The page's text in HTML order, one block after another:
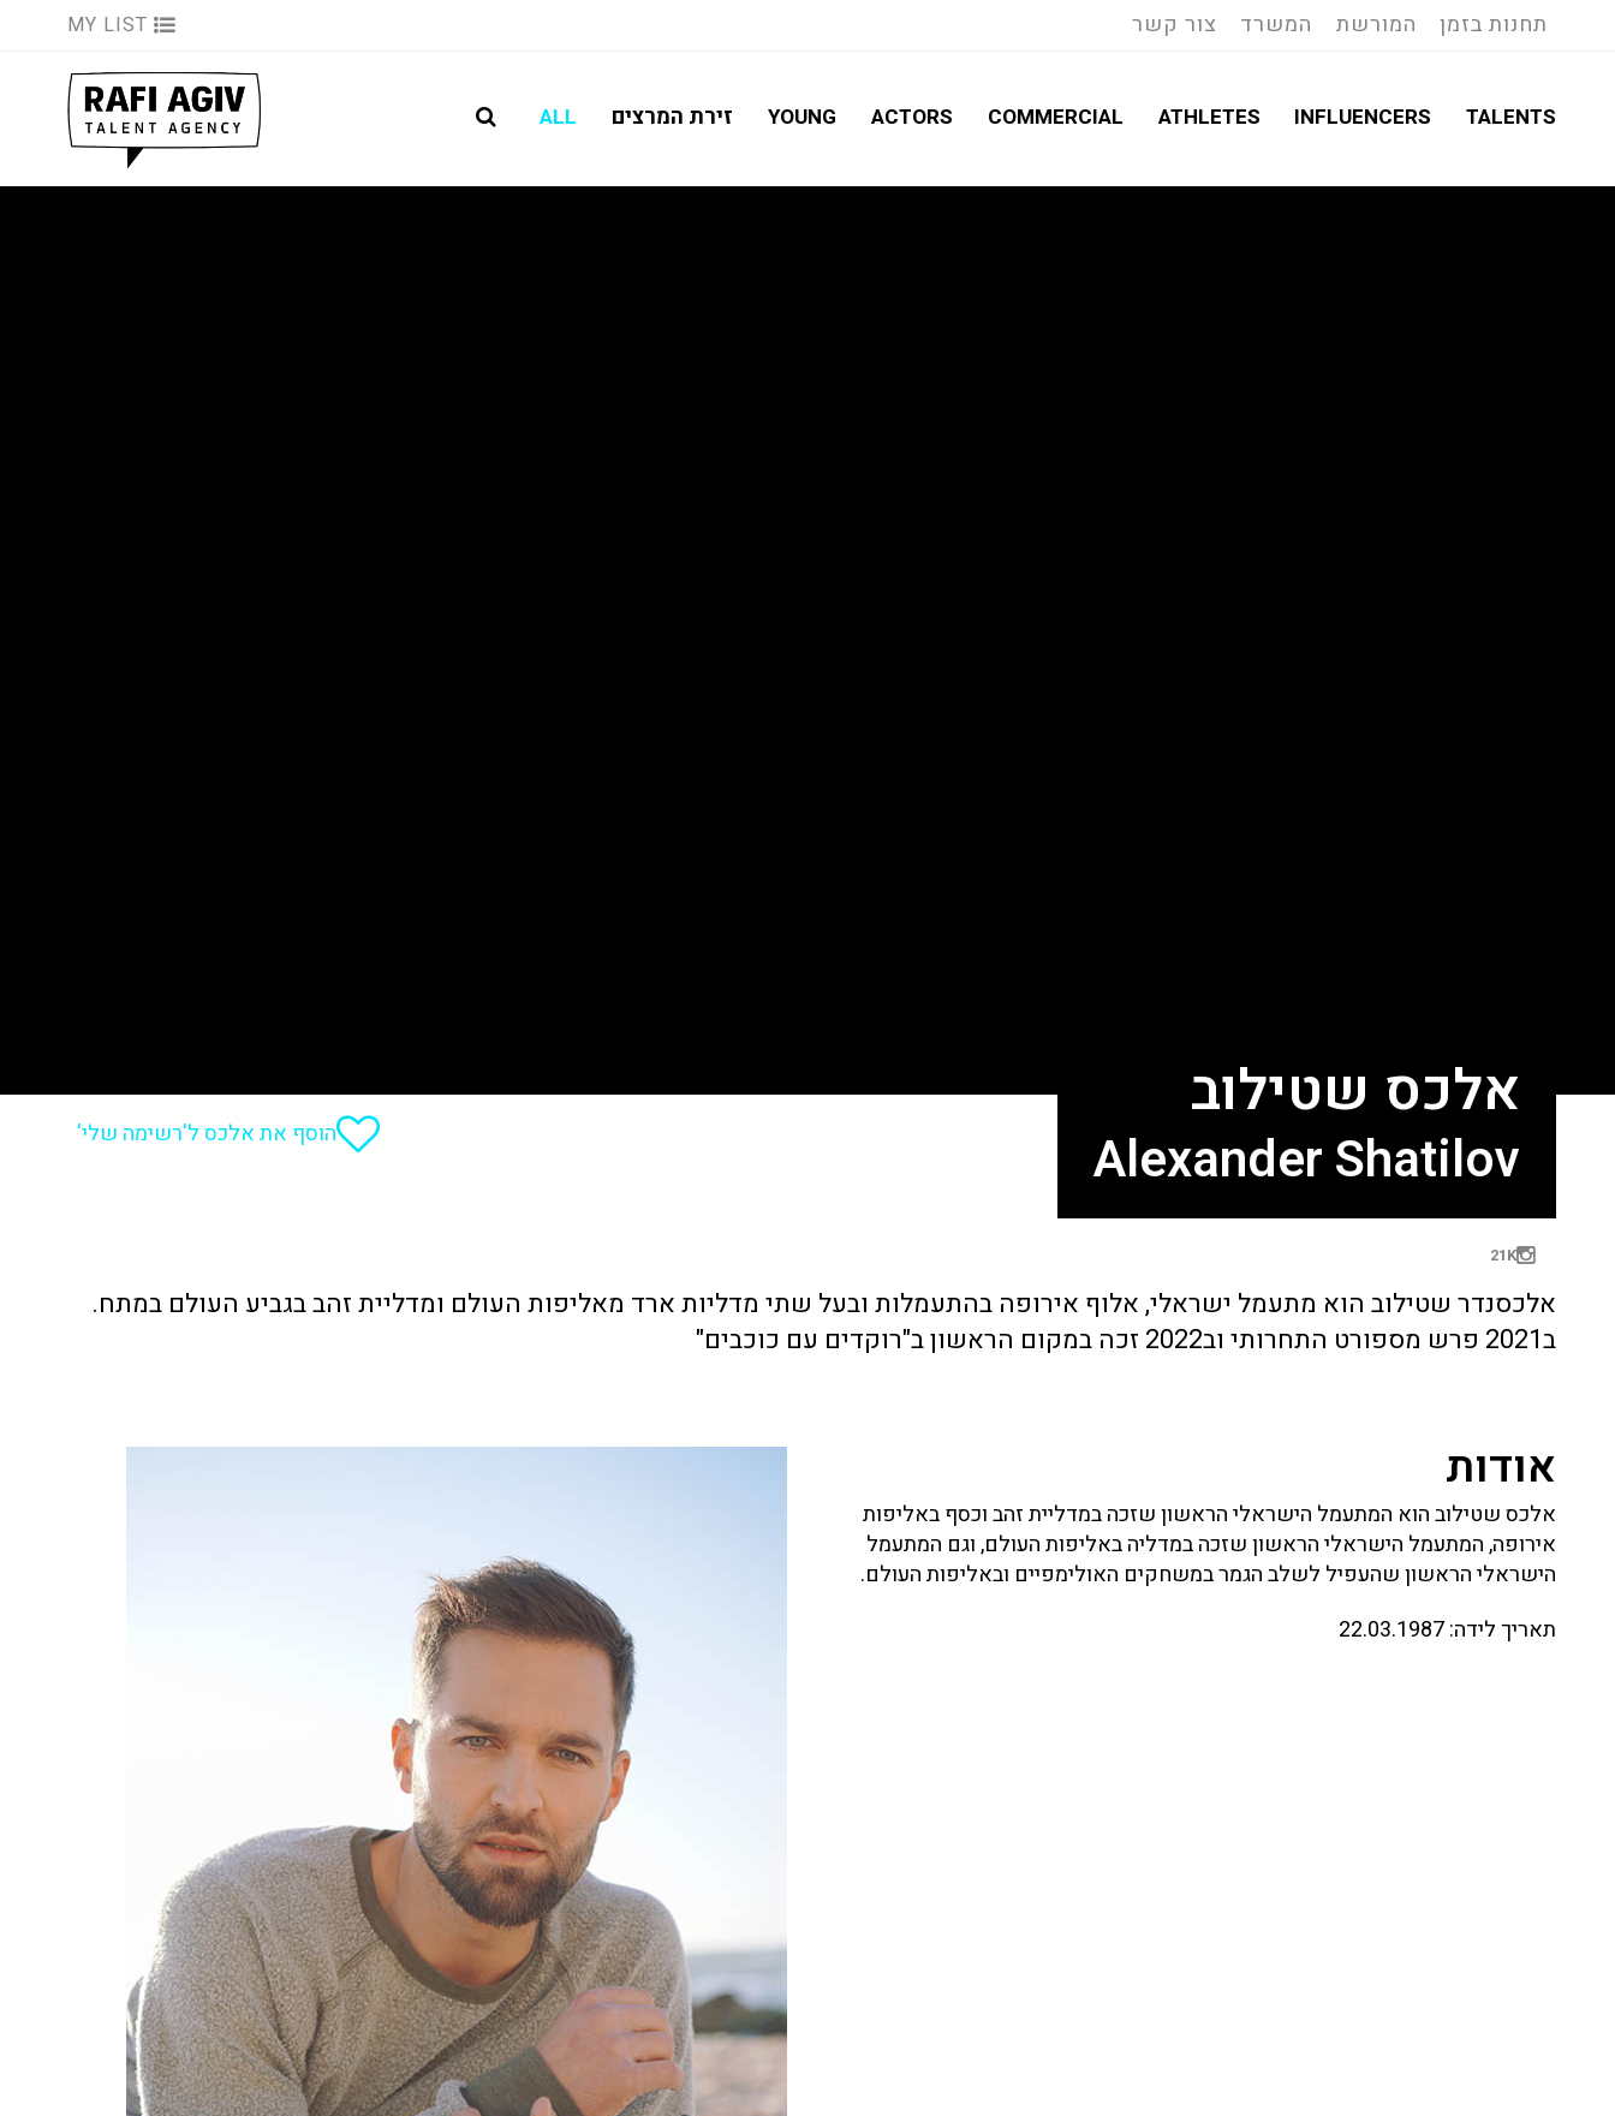
MY LIST תחנות בזמן המורשת המשרד צור קשר
TALENTS
INFLUENCERS
ATHLETES
COMMERCIAL
ACTORS
YOUNG זירת המרצים ALL
אלכס שטילוב
Alexander Shatilov הוסף את אלכס ל'רשימה שלי'
21K
אלכסנדר שטילוב הוא מתעמל ישראלי, אלוף אירופה בהתעמלות ובעל שתי מדליות ארד מאליפות העולם ומדליית זהב בגביע העולם במתח.
ב2021 פרש מספורט התחרותי וב2022 זכה במקום הראשון ב"רוקדים עם כוכבים"
אודות
אלכס שטילוב הוא המתעמל הישראלי הראשון שזכה במדליית זהב וכסף באליפות
אירופה, המתעמל הישראלי הראשון שזכה במדליה באליפות העולם, וגם המתעמל
הישראלי הראשון שהעפיל לשלב הגמר במשחקים האולימפיים ובאליפות העולם.
תאריך לידה: